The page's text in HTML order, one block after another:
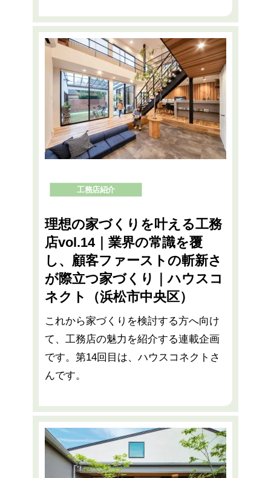
工務店紹介
理想の家づくりを叶える工務
店vol.14｜業界の常識を覆
し、顧客ファーストの斬新さ
が際立つ家づくり｜ハウスコ
ネクト（浜松市中央区）
これから家づくりを検討する方へ向け
て、工務店の魅力を紹介する連載企画
です。第14回目は、ハウスコネクトさ
んです。